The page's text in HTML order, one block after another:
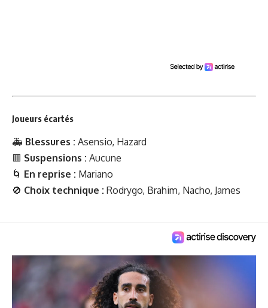
Joueurs écartés
🚑 Blessures : Asensio, Hazard
🟥 Suspensions : Aucune
🌀 En reprise : Mariano
🚫 Choix technique : Rodrygo, Brahim, Nacho, James